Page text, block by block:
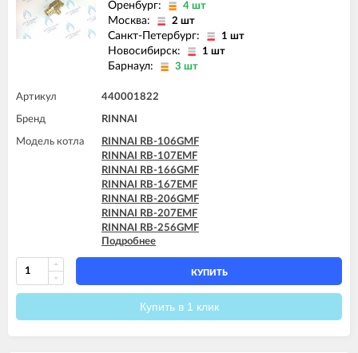
Оренбург: 4 шт
Москва: 2 шт
Санкт-Петербург: 1 шт
Новосибирск: 1 шт
Барнаул: 3 шт
Артикул 440001822
Бренд RINNAI
Модель котла
RINNAI RB-106GMF
RINNAI RB-107EMF
RINNAI RB-166GMF
RINNAI RB-167EMF
RINNAI RB-206GMF
RINNAI RB-207EMF
RINNAI RB-256GMF
RINNAI RB-257EMF
RINNAI RB-306GMF
RINNAI RB-307EMF
RINNAI RB-366GMF
Подробнее
КУПИТЬ
Купить в 1 клик